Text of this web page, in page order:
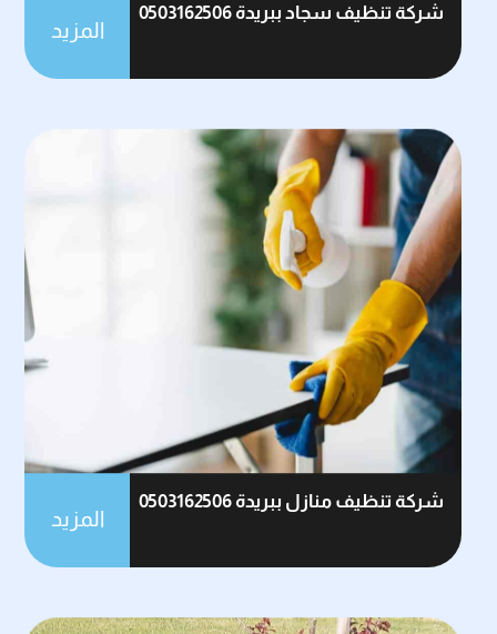
شركة تنظيف سجاد ببريدة 0503162506
المزيد
شركة تنظيف منازل ببريدة 0503162506
المزيد